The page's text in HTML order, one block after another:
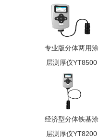
专业版分体两用涂
层测厚仪YT8500
经济型分体铁基涂
层测厚仪YT8200